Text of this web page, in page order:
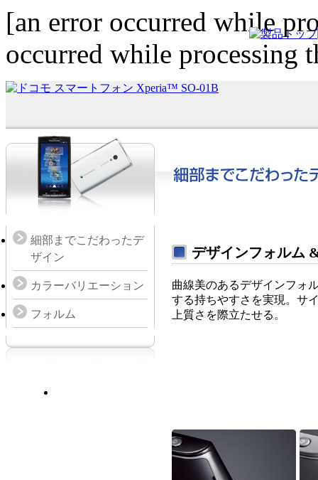
[an error occurred while
occurred while processing
デザインフォルム
曲線美のあるデザインフォ
する持ちやすさを実現。サ
上質さを際立たせる。
細部までこだわったデ
ザイン
カラーバリエーション
フォルム